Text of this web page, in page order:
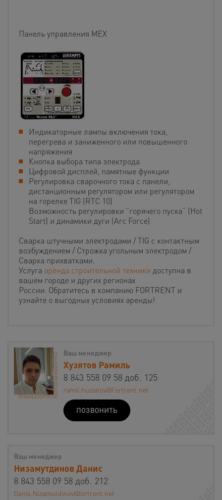
Панель управления MEX
Индикаторные лампы включения тока,
перегрева и заниженного или повышенного
напряжения
Кнопка выбора типа электрода
Цифровой дисплей, памятные функции
Регулировка сварочного тока с панели,
дистанционным регулятором или регулятором
на горелке TIG (RTC 10)
Возможность регулировки ”горячего пуска” (Hot
Start) и динамики дуги (Arc Force)
Сварка штучными электродами / TIG с контактным
возбуждением / Строжка угольным электродом /
Сварка прихватками.
Услуга аренда строительной техники доступна в
вашем городе и других регионах
России. Обратитесь в компанию FORTRENT и
узнайте о выгодных условиях аренды!
Ваш менеджер
Хузятов Рамиль
8 843 558 09 58 доб. 125
ramil.huziatov@Fortrent.net
ПОЗВОНИТЬ
Ваш менеджер
Низамутдинов Данис
8 843 558 09 58 доб. 212
Danis.Nizamutdinov@fortrent.net